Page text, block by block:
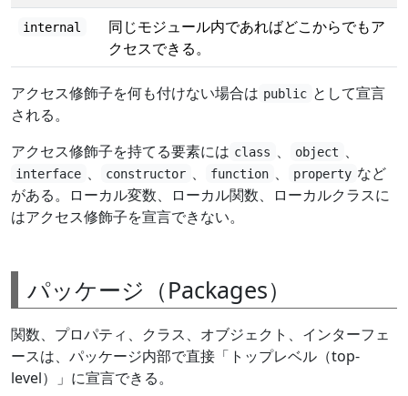
internal
同じモジュール内であればどこからでもア
クセスできる。
アクセス修飾子を何も付けない場合は public として宣言
される。
アクセス修飾子を持てる要素には class 、 object 、
interface 、 constructor 、 function 、 property など
がある。ローカル変数、ローカル関数、ローカルクラスに
はアクセス修飾子を宣言できない。
パッケージ（Packages）
関数、プロパティ、クラス、オブジェクト、インターフェ
ースは、パッケージ内部で直接「トップレベル（top-
level）」に宣言できる。